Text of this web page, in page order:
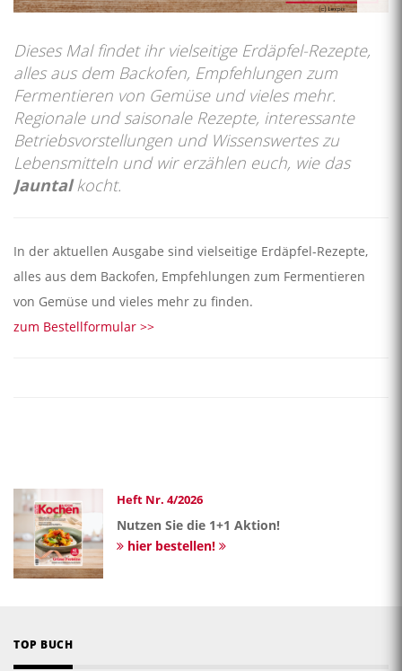
Dieses Mal findet ihr vielseitige Erdäpfel-Rezepte,
alles aus dem Backofen, Empfehlungen zum
Fermentieren von Gemüse und vieles mehr.
Regionale und saisonale Rezepte, interessante
Betriebsvorstellungen und Wissenswertes zu
Lebensmitteln und wir erzählen euch, wie das
Jauntalkocht.
In der aktuellen Ausgabe sind vielseitige Erdäpfel-Rezepte,
alles aus dem Backofen, Empfehlungen zum Fermentieren
von Gemüse und vieles mehr zu finden.
zum Bestellformular >>
Heft Nr. 4/2026
Nutzen Sie die 1+1 Aktion!
hier bestellen!
TOP BUCH